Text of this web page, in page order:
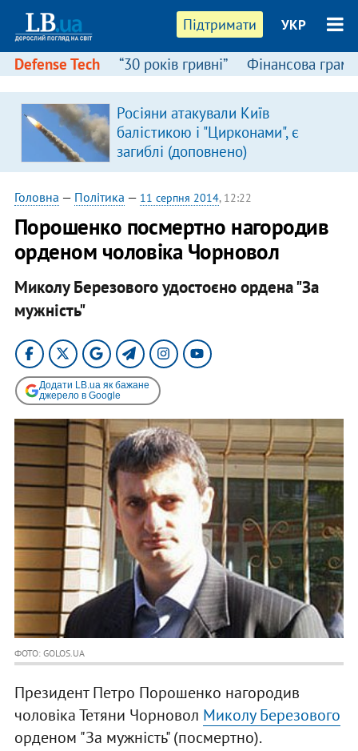
Підтримати УКР
Defense Tech “30 років гривні” Фінансова
Росіяни атакували Київ
балістикою і "Цирконами", є
загиблі (доповнено)
Головна — Політика — 11 серпня 2014, 12:22
Порошенко посмертно нагородив
орденом чоловіка Чорновол
Миколу Березового удостоєно ордена "За
мужність"
Додати LB.ua як бажане
джерело в Google
ФОТО: GOLOS.UA
Президент Петро Порошенко нагородив
чоловіка Тетяни Чорновол Миколу Березового
орденом "За мужність" (посмертно).